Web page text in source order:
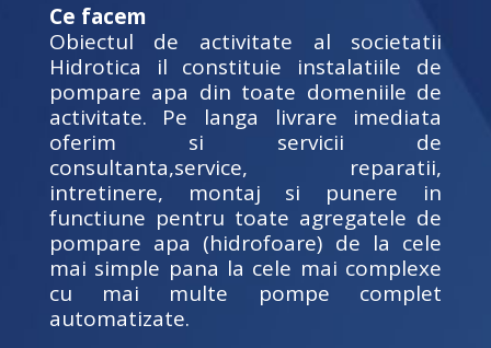
Ce facem
Obiectul de activitate al societatii
Hidrotica il constituie instalatiile de
pompare apa din toate domeniile de
activitate. Pe langa livrare imediata
oferim si servicii de
consultanta,service, reparatii,
intretinere, montaj si punere in
functiune pentru toate agregatele de
pompare apa (hidrofoare) de la cele
mai simple pana la cele mai complexe
cu mai multe pompe complet
automatizate.